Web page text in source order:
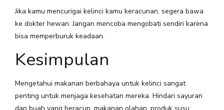
Jika kamu mencurigai kelinci kamu keracunan, segera bawa
ke dokter hewan. Jangan mencoba mengobati sendiri karena
bisa memperburuk keadaan.
Kesimpulan
Mengetahui makanan berbahaya untuk kelinci sangat
penting untuk menjaga kesehatan mereka. Hindari sayuran